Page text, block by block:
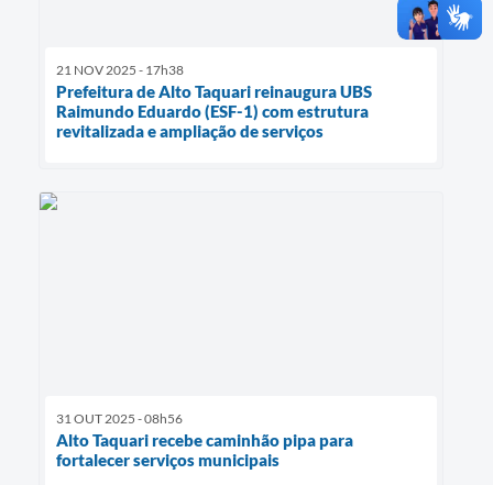
21 NOV 2025 - 17h38
Prefeitura de Alto Taquari reinaugura UBS
Raimundo Eduardo (ESF-1) com estrutura
revitalizada e ampliação de serviços
31 OUT 2025 - 08h56
Alto Taquari recebe caminhão pipa para
fortalecer serviços municipais